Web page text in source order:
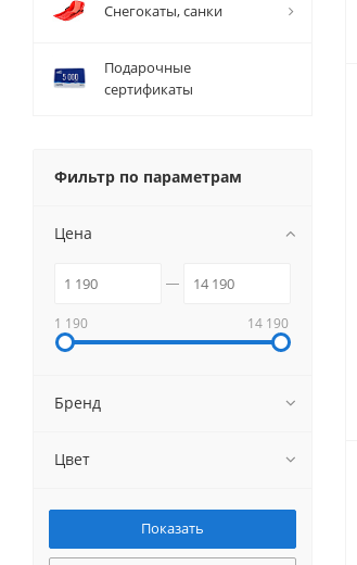
Снегокаты, санки
Подарочные
сертификаты
Фильтр по параметрам
Цена
1 190 14 190
Бренд
Цвет